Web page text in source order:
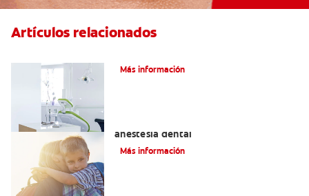
Artículos relacionados
Más información
anestesia dental
Más información